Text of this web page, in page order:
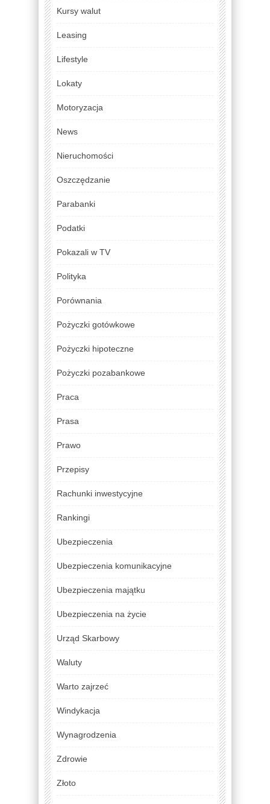
Kursy walut
Leasing
Lifestyle
Lokaty
Motoryzacja
News
Nieruchomości
Oszczędzanie
Parabanki
Podatki
Pokazali w TV
Polityka
Porównania
Pożyczki gotówkowe
Pożyczki hipoteczne
Pożyczki pozabankowe
Praca
Prasa
Prawo
Przepisy
Rachunki inwestycyjne
Rankingi
Ubezpieczenia
Ubezpieczenia komunikacyjne
Ubezpieczenia majątku
Ubezpieczenia na życie
Urząd Skarbowy
Waluty
Warto zajrzeć
Windykacja
Wynagrodzenia
Zdrowie
Złoto